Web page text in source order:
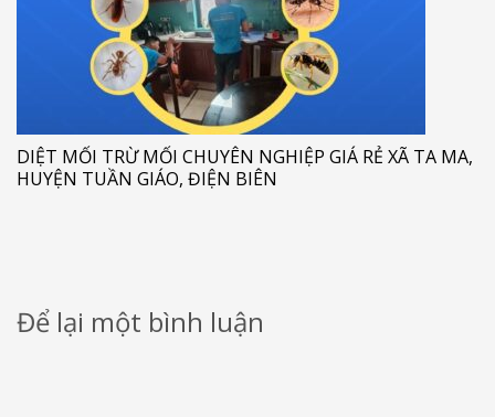
DIỆT MỐI TRỪ MỐI CHUYÊN NGHIỆP GIÁ RẺ XÃ TA MA,
HUYỆN TUẦN GIÁO, ĐIỆN BIÊN
Để lại một bình luận